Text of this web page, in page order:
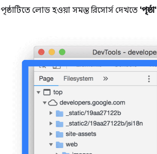
পৃষ্ঠাটিতে লোড হওয়া সমস্ত রিসোর্স দেখতে 'পৃষ্ঠা'